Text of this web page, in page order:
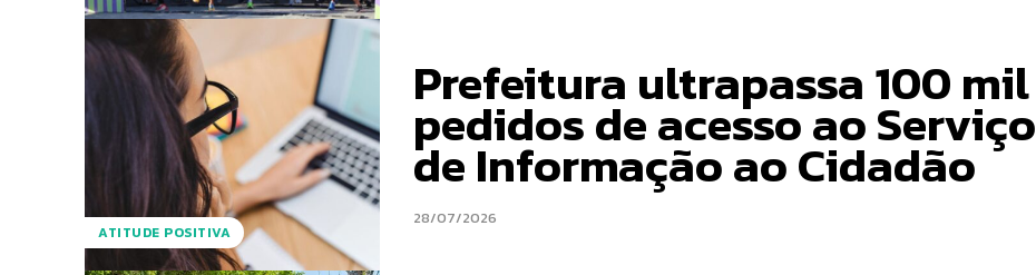
ATITUDE POSITIVA
Prefeitura ultrapassa 100 mil
pedidos de acesso ao Serviço
de Informação ao Cidadão
28/07/2026